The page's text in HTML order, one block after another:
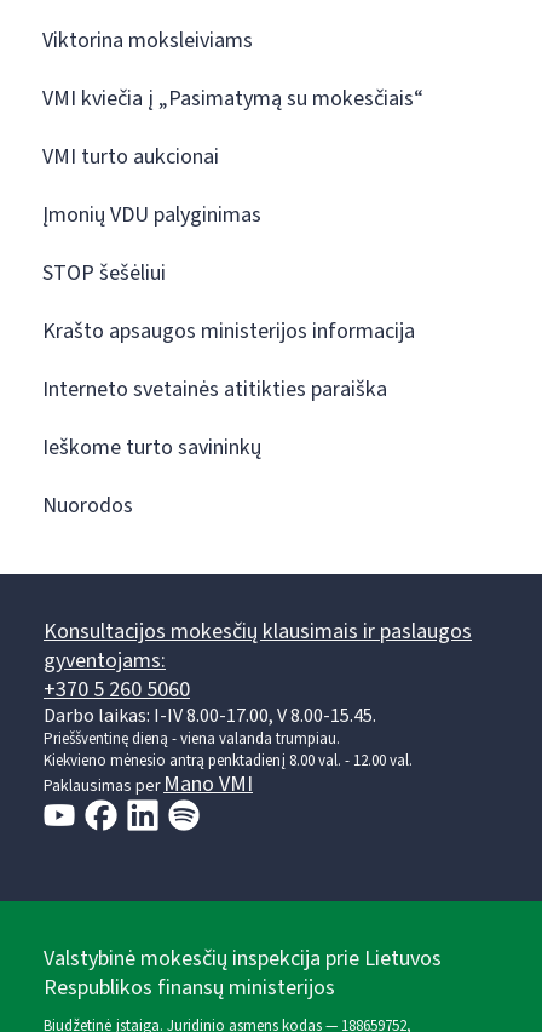
Viktorina moksleiviams
VMI kviečia į „Pasimatymą su mokesčiais“
VMI turto aukcionai
Įmonių VDU palyginimas
STOP šešėliui
Krašto apsaugos ministerijos informacija
Interneto svetainės atitikties paraiška
Ieškome turto savininkų
Nuorodos
Konsultacijos mokesčių klausimais ir paslaugos
gyventojams:
+370 5 260 5060
Darbo laikas: I-IV 8.00-17.00, V 8.00-15.45.
Prieššventinę dieną - viena valanda trumpiau.
Kiekvieno mėnesio antrą penktadienį 8.00 val. - 12.00 val.
Paklausimas perMano VMI
Valstybinė mokesčių inspekcija prie Lietuvos
Respublikos finansų ministerijos
Biudžetinė įstaiga. Juridinio asmens kodas — 188659752,